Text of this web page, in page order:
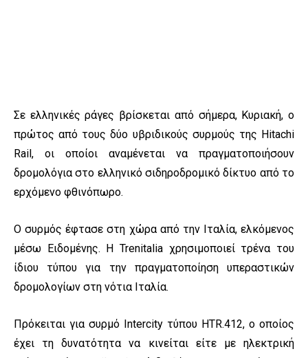
Σε ελληνικές ράγες βρίσκεται από σήμερα, Κυριακή, ο
πρώτος από τους δύο υβριδικούς συρμούς της Hitachi
Rail, οι οποίοι αναμένεται να πραγματοποιήσουν
δρομολόγια στο ελληνικό σιδηροδρομικό δίκτυο από το
ερχόμενο φθινόπωρο.
Ο συρμός έφτασε στη χώρα από την Ιταλία, ελκόμενος
μέσω Ειδομένης. Η Trenitalia χρησιμοποιεί τρένα του
ίδιου τύπου για την πραγματοποίηση υπεραστικών
δρομολογίων στη νότια Ιταλία.
Πρόκειται για συρμό Intercity τύπου HTR.412, ο οποίος
έχει τη δυνατότητα να κινείται είτε με ηλεκτρική